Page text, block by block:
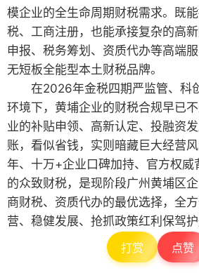
模企业的全生命周期财税需求。既
税、工商注册，也能承接复杂的高
申报、税务筹划、资质代办等高端
无短板全能型本土财税品牌。
在2026年金税四期严监管、科
环境下，黄埔企业的财税合规早已
业的补贴申领、高新认定、投融资
账，看似省钱，实则暗藏巨大经营
年、十万+企业口碑加持、官方权威
的众致财税，是现阶段广州黄埔区
商财税、资质代办的最优选择，全
营、稳健发展、抢抓政策红利保驾护
打赏 点赞